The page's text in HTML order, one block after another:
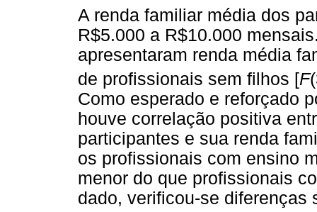
A renda familiar média dos
R$5.000 a R$10.000
apresentaram renda média
de profissionais sem filhos [F
Como esperado e reforçado
houve correlação positiva
participantes e sua renda
os profissionais com ensino
menor do que profissionais
dado, verificou-se diferenças